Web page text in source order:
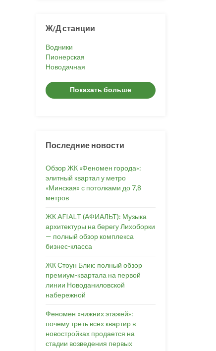
Ж/Д станции
Водники
Пионерская
Новодачная
Показать больше
Последние новости
Обзор ЖК «Феномен города»:
элитный квартал у метро
«Минская» с потолками до 7,8
метров
ЖК AFIALT (АФИАЛЬТ): Музыка
архитектуры на берегу Лихоборки
— полный обзор комплекса
бизнес-класса
ЖК Стоун Блик: полный обзор
премиум-квартала на первой
линии Новоданиловской
набережной
Феномен «нижних этажей»:
почему треть всех квартир в
новостройках продается на
стадии возведения первых